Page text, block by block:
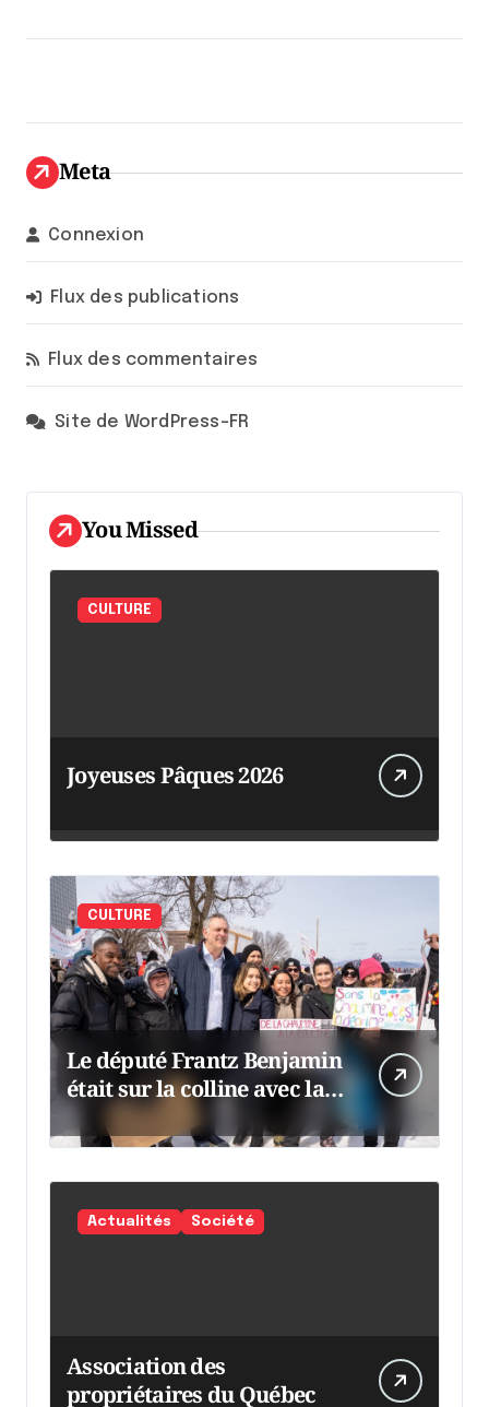
Meta
Connexion
Flux des publications
Flux des commentaires
Site de WordPress-FR
You Missed
CULTURE
Joyeuses Pâques 2026
CULTURE
Le député Frantz Benjamin
était sur la colline avec la
chaumine
Actualités Société
Association des
propriétaires du Québec